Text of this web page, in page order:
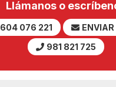
Llámanos o
604 076 221
981 821 725